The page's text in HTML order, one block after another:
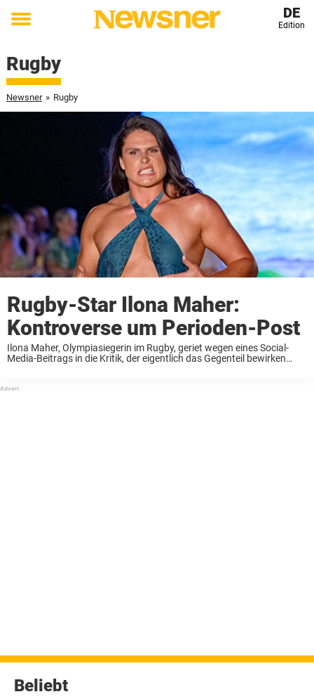
Toggle
DE
Edition
Rugby
Newsner » Rugby
Rugby-Star Ilona Maher:
Kontroverse um Perioden-Post
Ilona Maher, Olympiasiegerin im Rugby, geriet wegen eines Social-
Media-Beitrags in die Kritik, der eigentlich das Gegenteil bewirken
Beliebt